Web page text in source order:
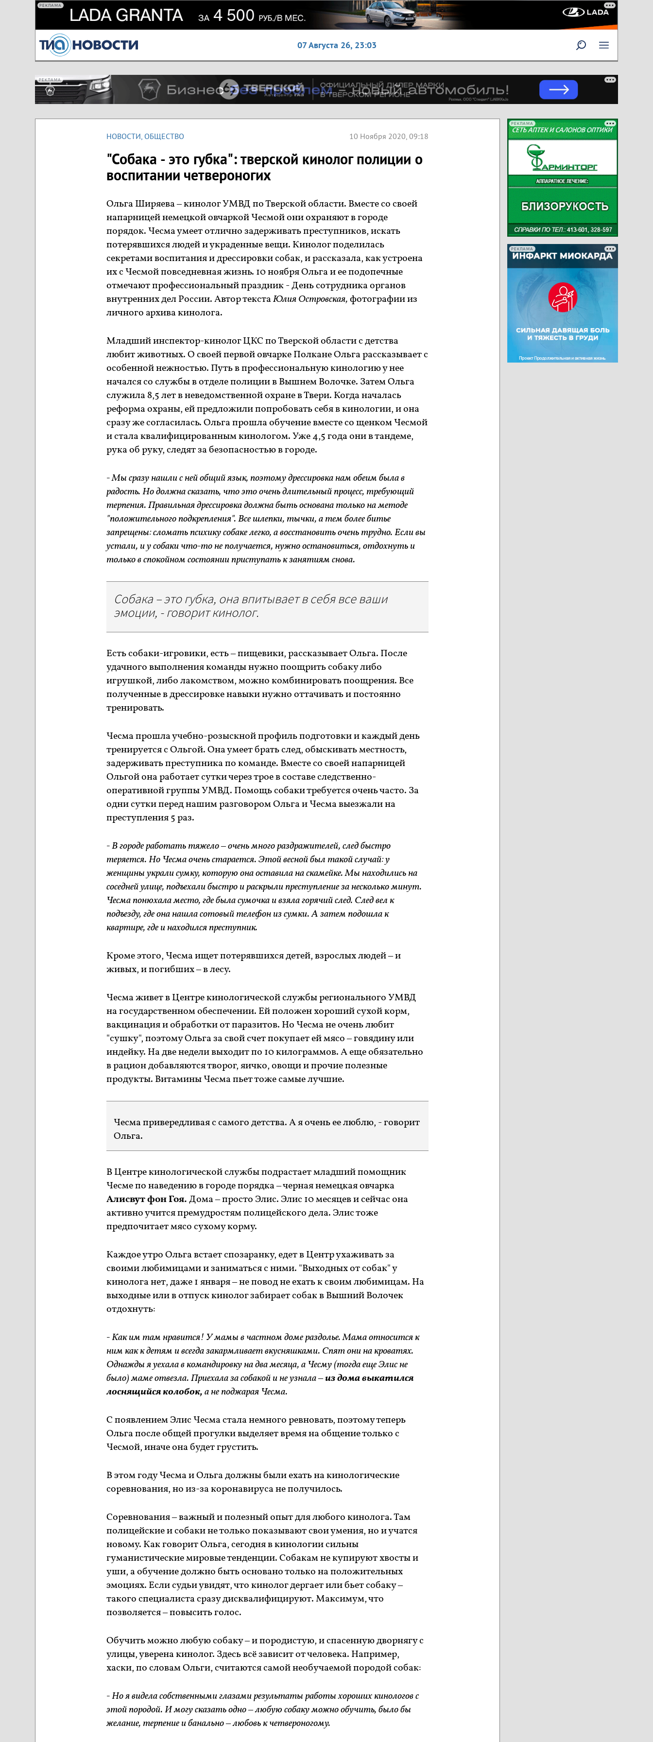
РЕКЛАМА
07 Августа 26, 23:03
РЕКЛАМА
НОВОСТИ, ОБЩЕСТВО 10 Ноября 2020, 09:18
"Собака - это губка": тверской кинолог полиции о
воспитании четвероногих
Ольга Ширяева – кинолог УМВД по Тверской области. Вместе со своей
напарницей немецкой овчаркой Чесмой они охраняют в городе
порядок. Чесма умеет отлично задерживать преступников, искать
потерявшихся людей и украденные вещи. Кинолог поделилась
секретами воспитания и дрессировки собак, и рассказала, как устроена
их с Чесмой повседневная жизнь. 10 ноября Ольга и ее подопечные
отмечают профессиональный праздник - День сотрудника органов
внутренних дел России. Автор текстаЮлия Островская,фотографии из
личного архива кинолога.
Младший инспектор-кинолог ЦКС по Тверской области с детства
любит животных. О своей первой овчарке Полкане Ольга рассказывает с
особенной нежностью. Путь в профессиональную кинологию у нее
начался со службы в отделе полиции в Вышнем Волочке. Затем Ольга
служила 8,5 лет в неведомственной охране в Твери. Когда началась
реформа охраны, ей предложили попробовать себя в кинологии, и она
сразу же согласилась. Ольга прошла обучение вместе со щенком Чесмой
и стала квалифицированным кинологом. Уже 4,5 года они в тандеме,
рука об руку, следят за безопасностью в городе.
- Мы сразу нашли с ней общий язык, поэтому дрессировка нам обеим была в
радость. Но должна сказать, что это очень длительный процесс, требующий
терпения. Правильная дрессировка должна быть основана только на методе
"положительного подкрепления". Все шлепки, тычки, а тем более битье
запрещены: сломать психику собаке легко, а восстановить очень трудно. Если вы
устали, и у собаки что-то не получается, нужно остановиться, отдохнуть и
только в спокойном состоянии приступать к занятиям снова.
Собака – это губка, она впитывает в себя все ваши
эмоции, - говорит кинолог.
Есть собаки-игровики, есть – пищевики, рассказывает Ольга. После
удачного выполнения команды нужно поощрить собаку либо
игрушкой, либо лакомством, можно комбинировать поощрения. Все
полученные в дрессировке навыки нужно оттачивать и постоянно
тренировать.
Чесма прошла учебно-розыскной профиль подготовки и каждый день
тренируется с Ольгой. Она умеет брать след, обыскивать местность,
задерживать преступника по команде. Вместе со своей напарницей
Ольгой она работает сутки через трое в составе следственно-
оперативной группы УМВД. Помощь собаки требуется очень часто. За
одни сутки перед нашим разговором Ольга и Чесма выезжали на
преступления 5 раз.
- В городе работать тяжело – очень много раздражителей, след быстро
теряется. Но Чесма очень старается. Этой весной был такой случай: у
женщины украли сумку, которую она оставила на скамейке. Мы находились на
соседней улице, подъехали быстро и раскрыли преступление за несколько минут.
Чесма понюхала место, где была сумочка и взяла горячий след. След вел к
подъезду, где она нашла сотовый телефон из сумки. А затем подошла к
квартире, где и находился преступник.
Кроме этого, Чесма ищет потерявшихся детей, взрослых людей – и
живых, и погибших – в лесу.
Чесма живет в Центре кинологической службы регионального УМВД
на государственном обеспечении. Ей положен хороший сухой корм,
вакцинация и обработки от паразитов. Но Чесма не очень любит
"сушку", поэтому Ольга за свой счет покупает ей мясо – говядину или
индейку. На две недели выходит по 10 килограммов. А еще обязательно
в рацион добавляются творог, яичко, овощи и прочие полезные
продукты. Витамины Чесма пьет тоже самые лучшие.
Чесма привередливая с самого детства. А я очень ее люблю, - говорит
Ольга.
В Центре кинологической службы подрастает младший помощник
Чесме по наведению в городе порядка – черная немецкая овчарка
Алисвут фон Гоя.Дома – просто Элис. Элис 10 месяцев и сейчас она
активно учится премудростям полицейского дела. Элис тоже
предпочитает мясо сухому корму.
Каждое утро Ольга встает спозаранку, едет в Центр ухаживать за
своими любимицами и заниматься с ними. "Выходных от собак" у
кинолога нет, даже 1 января – не повод не ехать к своим любимицам. На
выходные или в отпуск кинолог забирает собак в Вышний Волочек
отдохнуть:
- Как им там нравится! У мамы в частном доме раздолье. Мама относится к
ним как к детям и всегда закармливает вкусняшками. Спят они на кроватях.
Однажды я уехала в командировку на два месяца, а Чесму (тогда еще Элис не
было) маме отвезла. Приехала за собакой и не узнала –из дома выкатился
лоснящийся колобок,а не поджарая Чесма.
С появлением Элис Чесма стала немного ревновать, поэтому теперь
Ольга после общей прогулки выделяет время на общение только с
Чесмой, иначе она будет грустить.
В этом году Чесма и Ольга должны были ехать на кинологические
соревнования, но из-за коронавируса не получилось.
Соревнования – важный и полезный опыт для любого кинолога. Там
полицейские и собаки не только показывают свои умения, но и учатся
новому. Как говорит Ольга, сегодня в кинологии сильны
гуманистические мировые тенденции. Собакам не купируют хвосты и
уши, а обучение должно быть основано только на положительных
эмоциях. Если судьи увидят, что кинолог дергает или бьет собаку –
такого специалиста сразу дисквалифицируют. Максимум, что
позволяется – повысить голос.
Обучить можно любую собаку – и породистую, и спасенную дворнягу с
улицы, уверена кинолог. Здесь всё зависит от человека. Например,
хаски, по словам Ольги, считаются самой необучаемой породой собак:
- Но я видела собственными глазами результаты работы хороших кинологов с
этой породой. И могу сказать одно – любую собаку можно обучить, было бы
желание, терпение и банально – любовь к четвероногому.
РЕКЛАМА
РЕКЛАМА